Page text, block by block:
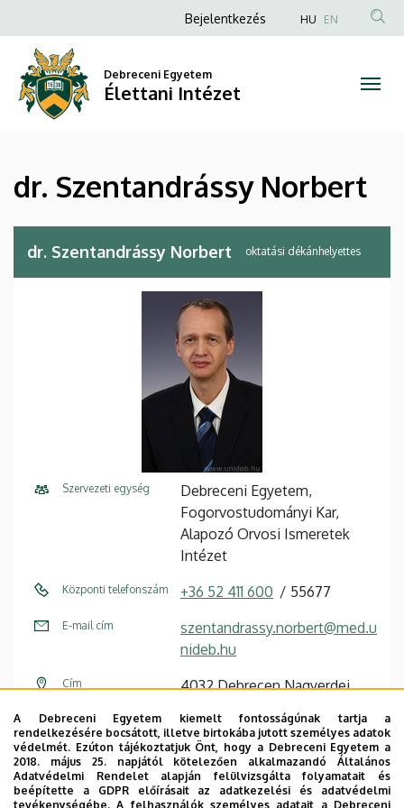
Szentandrássy
Norbert
Élettani
Intézet
a
tartalomra
Anonim
fiók
menüje
Bejelentkezés HU EN
Debreceni Egyetem
Élettani Intézet
dr. Szentandrássy Norbert
dr. Szentandrássy Norbert oktatási dékánhelyettes
Szervezeti egység
Debreceni Egyetem,
Fogorvostudományi Kar,
Alapozó Orvosi Ismeretek
Intézet
Központi telefonszám +36 52 411 600 55677
E-mail cím
szentandrassy.norbert@med.u
nideb.hu
Cím
4032 Debrecen Nagyerdei
Épület Elméleti négyszög, U épület
Emelet, ajtó 2. emelet
A Debreceni Egyetem kiemelt fontosságúnak tartja a
rendelkezésére bocsátott, illetve birtokába jutott személyes adatok
védelmét. Ezúton tájékoztatjuk Önt, hogy a Debreceni Egyetem a
2018. május 25. napjától kötelezően alkalmazandó Általános
Adatvédelmi Rendelet alapján felülvizsgálta folyamatait és
beépítette a GDPR előírásait az adatkezelési és adatvédelmi
tevékenységébe. A felhasználók személyes adatait a Debreceni